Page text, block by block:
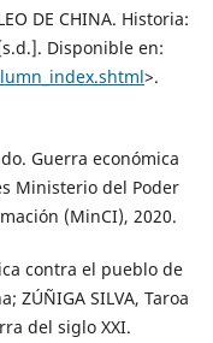
DE CHINA. Historia:
Disponible en:
>.
Guerra económica
Ministerio del Poder
(MinCI), 2020.
contra el pueblo de
ZÚÑIGA SILVA, Taroa
del siglo XXI.